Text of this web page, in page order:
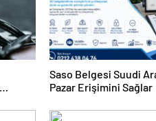
Saso Belgesi Suudi
Pazar Erişimini Sağlar